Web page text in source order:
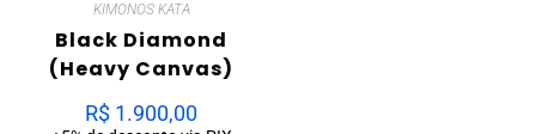
KIMONOS KATA
Black Diamond
(Heavy Canvas)
R$ 1.900,00